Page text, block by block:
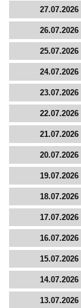
27.07.2026
26.07.2026
25.07.2026
24.07.2026
23.07.2026
22.07.2026
21.07.2026
20.07.2026
19.07.2026
18.07.2026
17.07.2026
16.07.2026
15.07.2026
14.07.2026
13.07.2026